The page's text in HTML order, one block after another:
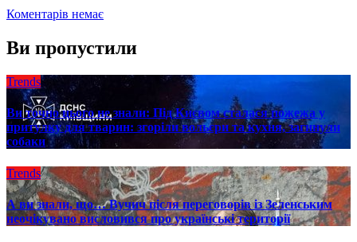
Коментарів немає
Ви пропустили
Trends
Ви точно цього не знали: Під Києвом сталася пожежа у
притулку для тварин: згоріли вольєри та кухня, загинули
собаки
Trends
А ви знали, що… Вучич після переговорів із Зеленським
неочікувано висловився про українські території